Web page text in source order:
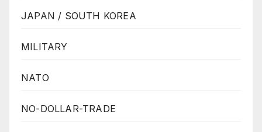
JAPAN / SOUTH KOREA
MILITARY
NATO
NO-DOLLAR-TRADE